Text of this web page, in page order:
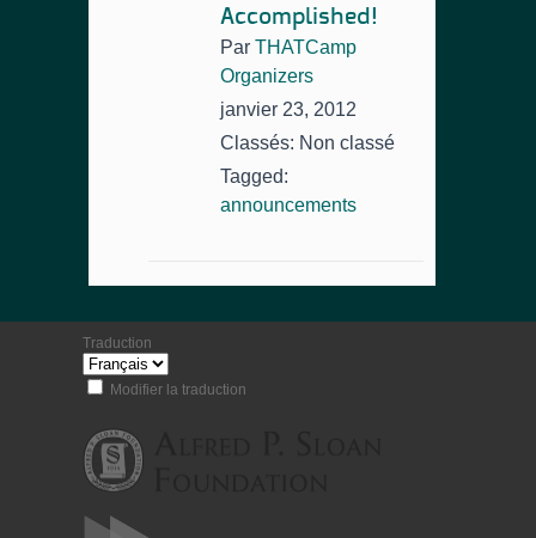
Accomplished!
Par THATCamp
Organizers
janvier 23, 2012
Classés: Non classé
Tagged:
announcements
Traduction
Modifier la traduction